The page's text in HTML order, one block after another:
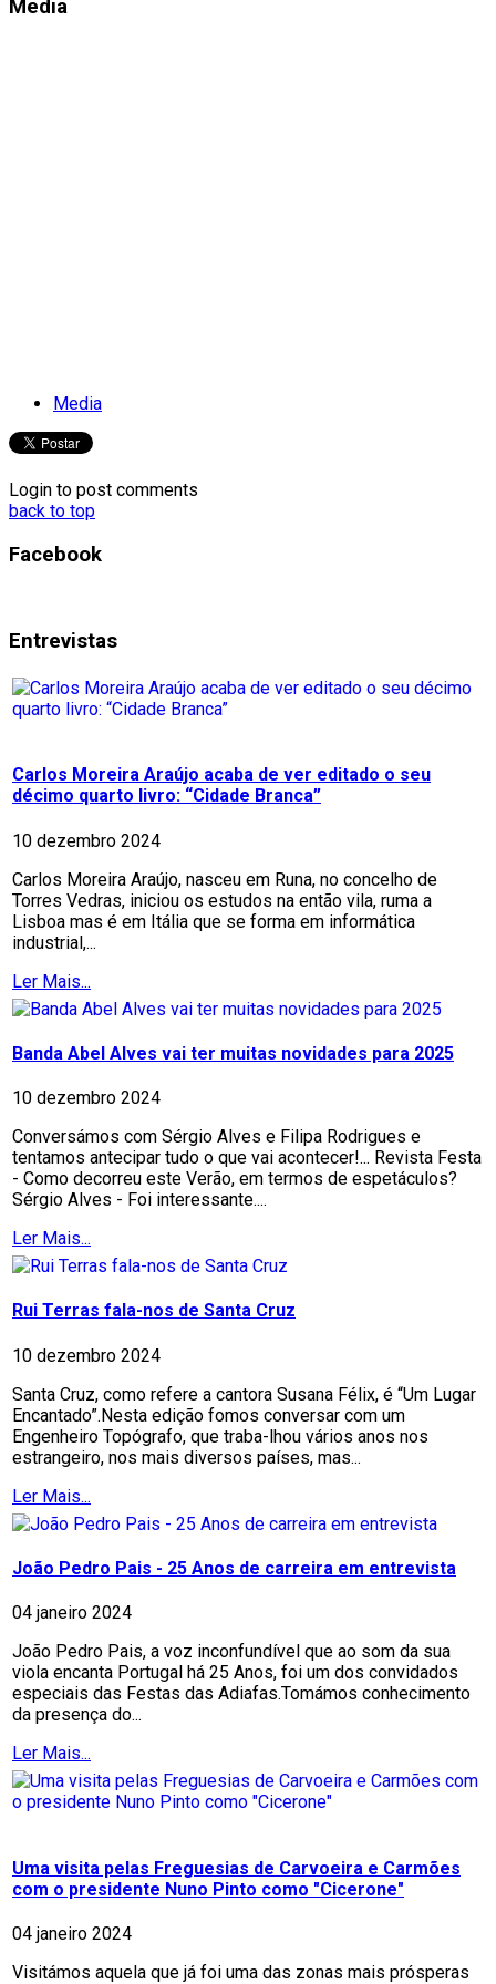
Media
Media
Login to post comments
back to top
Facebook
Entrevistas
Carlos Moreira Araújo acaba de ver editado o seu
décimo quarto livro: “Cidade Branca”
10 dezembro 2024
Carlos Moreira Araújo, nasceu em Runa, no concelho de
Torres Vedras, iniciou os estudos na então vila, ruma a
Lisboa mas é em Itália que se forma em informática
industrial,...
Ler Mais...
Banda Abel Alves vai ter muitas novidades para 2025
10 dezembro 2024
Conversámos com Sérgio Alves e Filipa Rodrigues e
tentamos antecipar tudo o que vai acontecer!... Revista Festa
- Como decorreu este Verão, em termos de espetáculos?
Sérgio Alves - Foi interessante....
Ler Mais...
Rui Terras fala-nos de Santa Cruz
10 dezembro 2024
Santa Cruz, como refere a cantora Susana Félix, é “Um Lugar
Encantado”.Nesta edição fomos conversar com um
Engenheiro Topógrafo, que traba-lhou vários anos nos
estrangeiro, nos mais diversos países, mas...
Ler Mais...
João Pedro Pais - 25 Anos de carreira em entrevista
04 janeiro 2024
João Pedro Pais, a voz inconfundível que ao som da sua
viola encanta Portugal há 25 Anos, foi um dos convidados
especiais das Festas das Adiafas.Tomámos conhecimento
da presença do...
Ler Mais...
Uma visita pelas Freguesias de Carvoeira e Carmões
com o presidente Nuno Pinto como "Cicerone"
04 janeiro 2024
Visitámos aquela que já foi uma das zonas mais prósperas